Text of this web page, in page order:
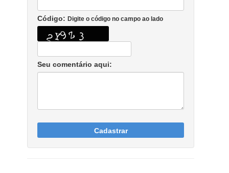
Código: Digite o código no campo ao lado
Seu comentário aqui:
Cadastrar